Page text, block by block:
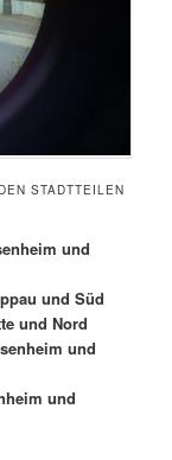
STADTTEILEN
und
und Süd
und Nord
und
und